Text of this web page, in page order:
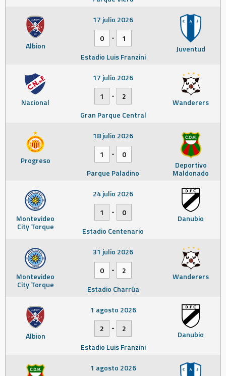
Albion Juventud
17 julio 2026
0
-
1
Estadio Luis Franzini
Nacional Wanderers
17 julio 2026
1
-
2
Gran Parque Central
Progreso Deportivo
Maldonado
18 julio 2026
1
-
0
Parque Paladino
Montevideo
City Torque
Danubio
24 julio 2026
1
-
0
Estadio Centenario
Montevideo
City Torque
Wanderers
31 julio 2026
0
-
2
Estadio Charrúa
Albion Danubio
1 agosto 2026
2
-
2
Estadio Luis Franzini
1 agosto 2026